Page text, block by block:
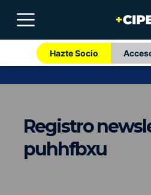
Hazte Socio
Registro
puhhfbxu